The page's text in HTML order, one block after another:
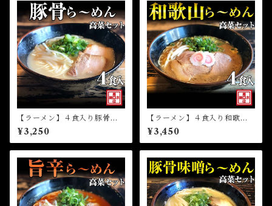
【ラーメン】４食入り豚骨ら
～めん高菜セット（冷凍）
¥3,250
【ラーメン】４食入り和歌山
ら～めん高菜セット（冷凍）
¥3,450